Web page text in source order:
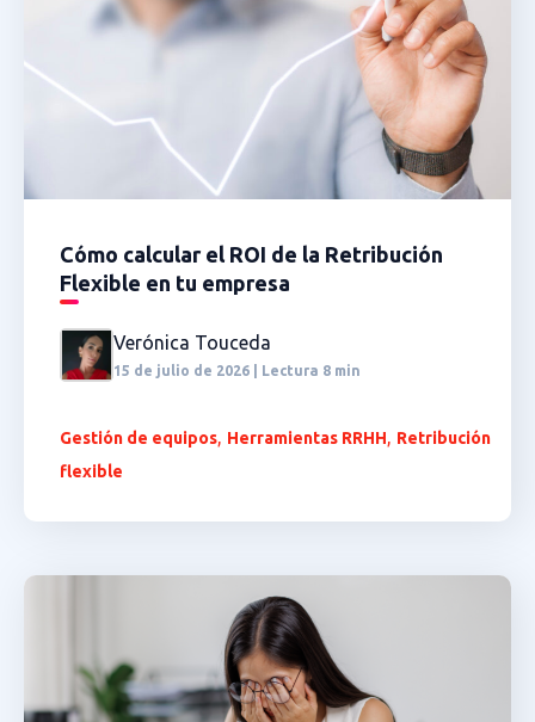
Cómo calcular el ROI de la Retribución
Flexible en tu empresa
Verónica Touceda
15 de julio de 2026 | Lectura 8 min
Gestión de equipos, Herramientas RRHH, Retribución
flexible